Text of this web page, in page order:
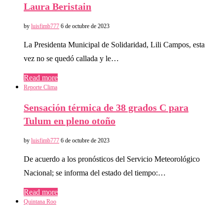
Laura Beristain
by luisfimb777 6 de octubre de 2023
La Presidenta Municipal de Solidaridad, Lili Campos, esta
vez no se quedó callada y le…
Read more
Reporte Clima
Sensación térmica de 38 grados C para
Tulum en pleno otoño
by luisfimb777 6 de octubre de 2023
De acuerdo a los pronósticos del Servicio Meteorológico
Nacional; se informa del estado del tiempo:…
Read more
Quintana Roo